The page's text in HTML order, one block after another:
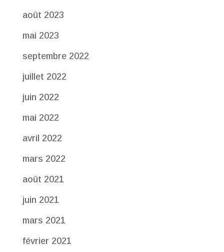
août 2023
mai 2023
septembre 2022
juillet 2022
juin 2022
mai 2022
avril 2022
mars 2022
août 2021
juin 2021
mars 2021
février 2021